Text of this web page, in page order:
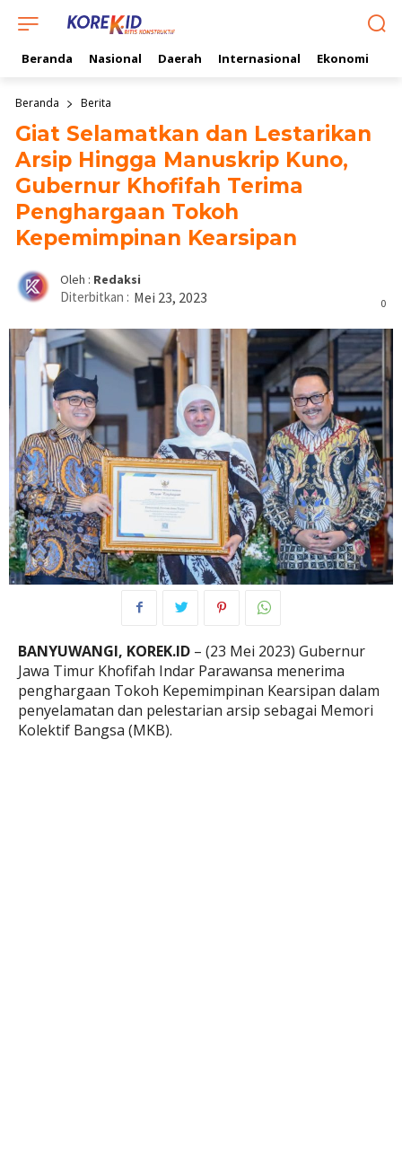
Beranda Nasional Daerah Internasional Ekonomi
Beranda Berita
Giat Selamatkan dan Lestarikan
Arsip Hingga Manuskrip Kuno,
Gubernur Khofifah Terima
Penghargaan Tokoh
Kepemimpinan Kearsipan
Oleh : Redaksi
0
Diterbitkan : Mei 23, 2023
BANYUWANGI, KOREK.ID – (23 Mei 2023) Gubernur
Jawa Timur Khofifah Indar Parawansa menerima
penghargaan Tokoh Kepemimpinan Kearsipan dalam
penyelamatan dan pelestarian arsip sebagai Memori
Kolektif Bangsa (MKB).